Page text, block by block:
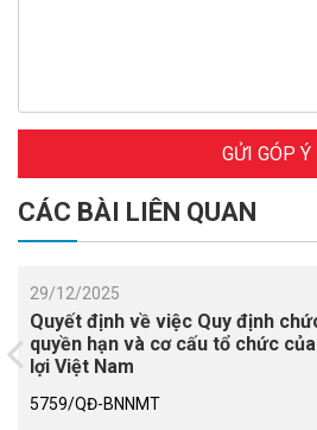
GỬI GÓP Ý
CÁC BÀI LIÊN QUAN
29/12/2025
Quyết định về việc Quy định
quyền hạn và cơ cấu tổ chức
lợi Việt Nam
5759/QĐ-BNNMT